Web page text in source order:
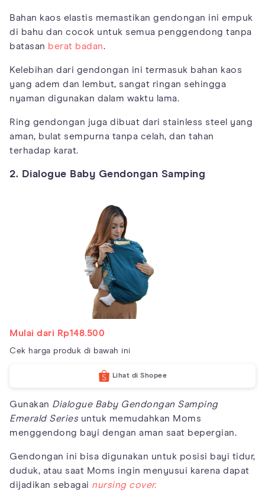
Bahan kaos elastis memastikan gendongan ini empuk
di bahu dan cocok untuk semua penggendong tanpa
batasan berat badan.
Kelebihan dari gendongan ini termasuk bahan kaos
yang adem dan lembut, sangat ringan sehingga
nyaman digunakan dalam waktu lama.
Ring gendongan juga dibuat dari stainless steel yang
aman, bulat sempurna tanpa celah, dan tahan
terhadap karat.
2. Dialogue Baby Gendongan Samping
Mulai dari Rp148.500
Cek harga produk di bawah ini
Lihat di Shopee
Gunakan Dialogue Baby Gendongan Samping
Emerald Seriesuntuk memudahkan Moms
menggendong bayi dengan aman saat bepergian.
Gendongan ini bisa digunakan untuk posisi bayi tidur,
duduk, atau saat Moms ingin menyusui karena dapat
dijadikan sebagai nursing cover.